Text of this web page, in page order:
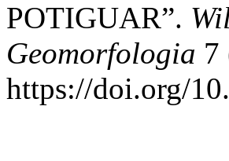
POTIGUAR”.
Geomorfologia 7
https://doi.org/